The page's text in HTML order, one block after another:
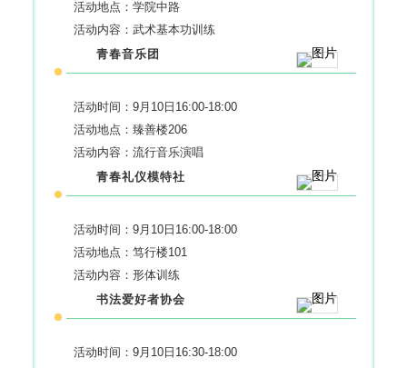
活动地点：学院中路
活动内容：武术基本功训练
青春音乐团
活动时间：9月10日16:00-18:00
活动地点：臻善楼206
活动内容：流行音乐演唱
青春礼仪模特社
活动时间：9月10日16:00-18:00
活动地点：笃行楼101
活动内容：形体训练
书法爱好者协会
活动时间：9月10日16:30-18:00